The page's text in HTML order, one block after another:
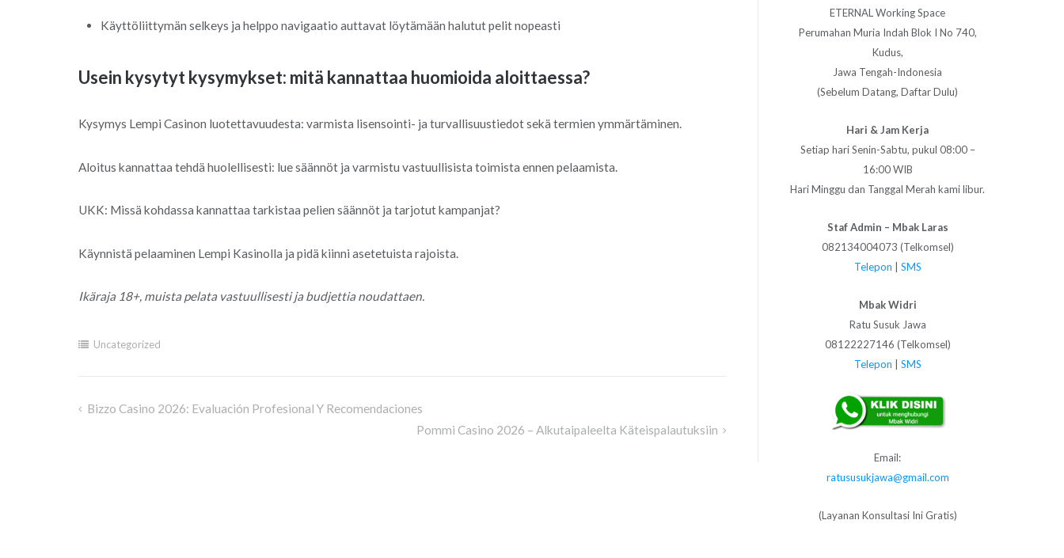
Käyttöliittymän selkeys ja helppo navigaatio auttavat löytämään halutut pelit nopeasti
Usein kysytyt kysymykset: mitä kannattaa huomioida aloittaessa?
Kysymys Lempi Casinon luotettavuudesta: varmista lisensointi- ja turvallisuustiedot sekä termien ymmärtäminen.
Aloitus kannattaa tehdä huolellisesti: lue säännöt ja varmistu vastuullisista toimista ennen pelaamista.
UKK: Missä kohdassa kannattaa tarkistaa pelien säännöt ja tarjotut kampanjat?
Käynnistä pelaaminen Lempi Kasinolla ja pidä kiinni asetetuista rajoista.
Ikäraja 18+, muista pelata vastuullisesti ja budjettia noudattaen.
Uncategorized
Post
Bizzo Casino 2026: Evaluación Profesional Y Recomendaciones
Pommi Casino 2026 – Alkutaipaleelta Käteispalautuksiin
ETERNAL Working Space
Perumahan Muria Indah Blok I No 740,
Kudus,
Jawa Tengah-Indonesia
(Sebelum Datang, Daftar Dulu)
Hari & Jam Kerja
Setiap hari Senin-Sabtu, pukul 08:00 –
16:00 WIB
Hari Minggu dan Tanggal Merah kami libur.
Staf Admin – Mbak Laras
082134004073 (Telkomsel)
Telepon
SMS
Mbak Widri
Ratu Susuk Jawa
08122227146 (Telkomsel)
Telepon
SMS
Email:
ratususukjawa@gmail.com
(Layanan Konsultasi Ini Gratis)